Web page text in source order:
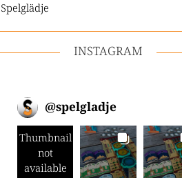
Spelglädje
INSTAGRAM
@spelgladje
Thumbnail
not
available